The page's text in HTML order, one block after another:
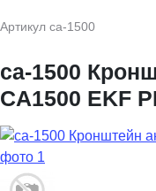
Артикул ca-1500
ca-1500
CА1500 EKF